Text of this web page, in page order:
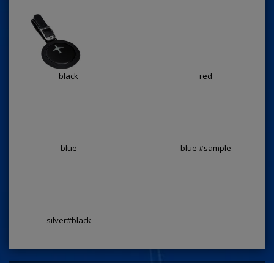
black red
blue blue #sample
silver#black